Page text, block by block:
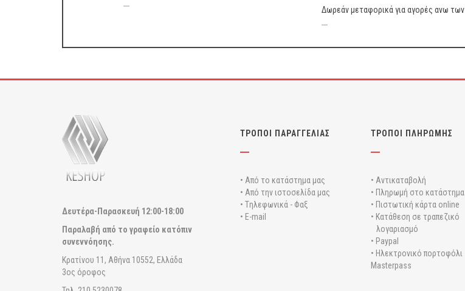
Δωρεάν μεταφορικά για αγορές ανω των
Δευτέρα-Παρασκευή 12:00-18:00
Παραλαβή από το γραφείο κατόπιν
συνεννόησης.
Κρατίνου 11, Αθήνα 10552, Ελλάδα
3ος όροφος
ΤΡΟΠΟΙ ΠΑΡΑΓΓΕΛΙΑΣ
• Από το κατάστημα μας
• Από την ιστοσελίδα μας
• Tηλεφωνικά - Φαξ
• E-mail
ΤΡΟΠΟΙ ΠΛΗΡΩΜΗΣ
• Αντικαταβολή
• Πληρωμή στο κατάστημα
• Πιστωτική κάρτα online
• Κατάθεση σε τραπεζικό
λογαριασμό
• Paypal
• Ηλεκτρονικό πορτοφόλι
Masterpass